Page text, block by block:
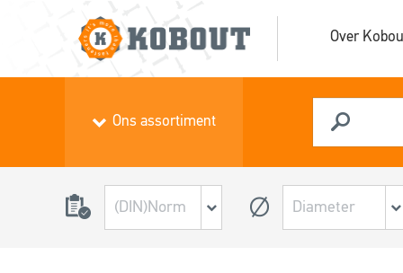
Over
Ons assortiment